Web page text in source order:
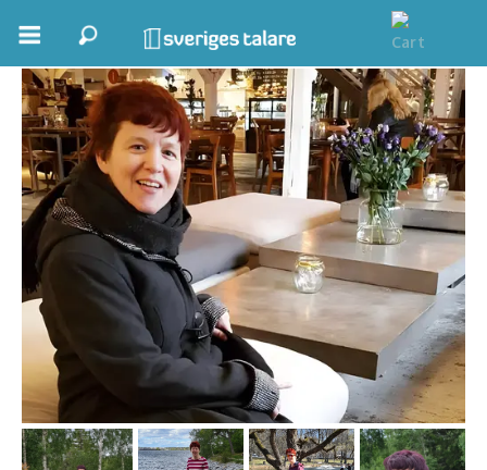
Boka ett möte
Samhällsnytta
Inspiration
Inspirerande Föreläsare
Personlig utveckling, målsättning
Life Stories & Trivsel
Keynote
Moderator, konferencier
Jessica Åström